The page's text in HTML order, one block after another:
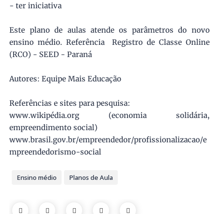
- ter iniciativa
Este plano de aulas atende os parâmetros do novo
ensino médio. Referência Registro de Classe Online
(RCO) - SEED - Paraná
Autores: Equipe Mais Educação
Referências e sites para pesquisa:
www.wikipédia.org (economia solidária,
empreendimento social)
www.brasil.gov.br/empreendedor/profissionalizacao/e
mpreendedorismo-social
Ensino médio Planos de Aula